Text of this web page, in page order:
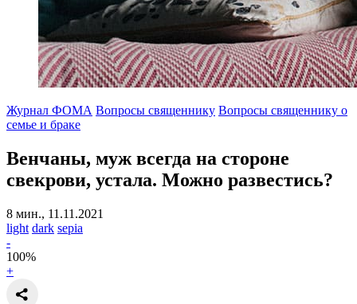
Журнал ФОМА Вопросы священнику Вопросы священнику о
семье и браке
Венчаны, муж всегда на стороне
свекрови, устала. Можно развестись?
8 мин., 11.11.2021
light dark sepia
-
100%
+